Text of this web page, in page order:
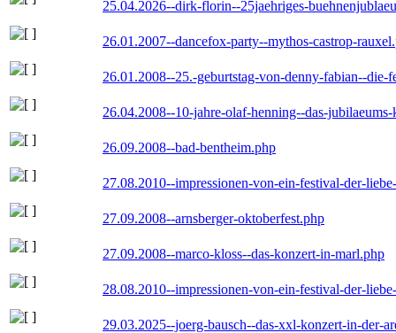
25.04.2026--dirk-florin--25jaehriges-
26.01.2007--dancefox-party--mythos-castrop-
26.01.2008--25.-geburtstag-von-denny-fabian--die-
26.04.2008--10-jahre-olaf-henning--das-
26.09.2008--bad-bentheim.php
27.08.2010--impressionen-von-ein-festival-der-
27.09.2008--arnsberger-oktoberfest.php
27.09.2008--marco-kloss--das-konzert-in-marl.php
28.08.2010--impressionen-von-ein-festival-der-
29.03.2025--joerg-bausch--das-xxl-konzert-in-der-